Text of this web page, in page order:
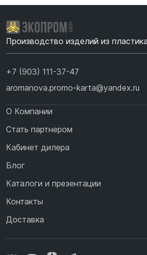
Производство изделий из пластика
+7 (903) 111-37-47
aromanova.promo-karta@yandex.ru
О Компании
Стать партнером
Кабинет дилера
Блог
Каталоги и презентации
Контакты
Доставка